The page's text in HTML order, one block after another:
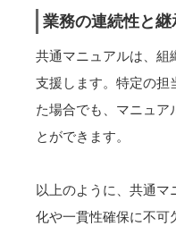
業務の連続性と継
共通マニュアルは、組
支援します。特定の担
た場合でも、マニュア
とができます。
以上のように、共通
化や一貫性確保に不可